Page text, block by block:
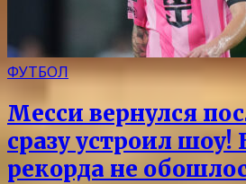
ФУТБОЛ
Месси вернулся
сразу устроил шоу!
рекорда не